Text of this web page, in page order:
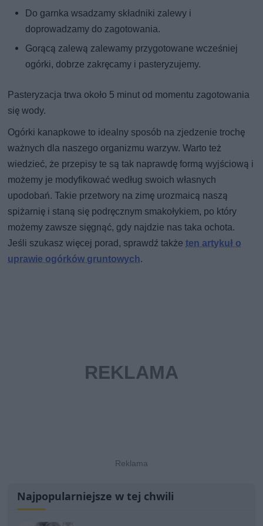
Do garnka wsadzamy składniki zalewy i
doprowadzamy do zagotowania.
Gorącą zalewą zalewamy przygotowane wcześniej
ogórki, dobrze zakręcamy i pasteryzujemy.
Pasteryzacja trwa około 5 minut od momentu zagotowania
się wody.
Ogórki kanapkowe to idealny sposób na zjedzenie trochę
ważnych dla naszego organizmu warzyw. Warto też
wiedzieć, że przepisy te są tak naprawdę formą wyjściową i
możemy je modyfikować według swoich własnych
upodobań. Takie przetwory na zimę urozmaicą naszą
spiżarnię i staną się podręcznym smakołykiem, po który
możemy zawsze sięgnąć, gdy najdzie nas taka ochota.
Jeśli szukasz więcej porad, sprawdź takżeten artykuł o
uprawie ogórków gruntowych.
Najpopularniejsze w tej chwili